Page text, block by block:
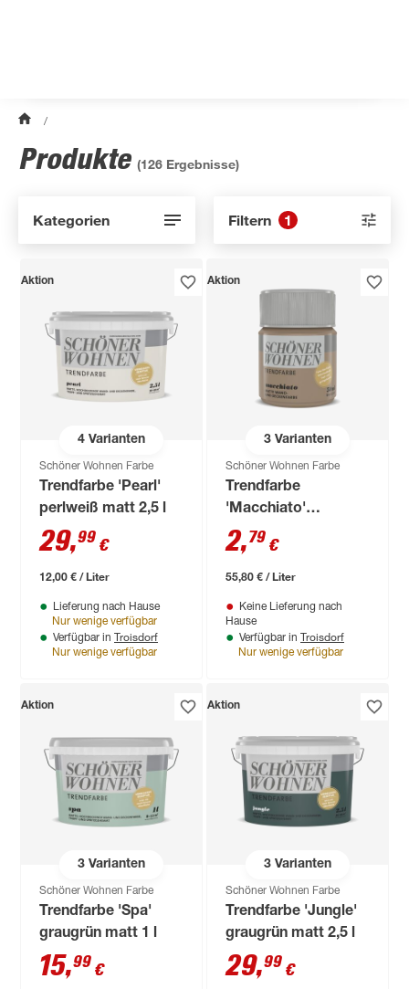
/
Produkte (126 Ergebnisse)
Kategorien Filtern 1
4Varianten
Aktion
Schöner Wohnen Farbe
Trendfarbe 'Pearl'
perlweiß matt 2,5 l
29,99 €
12,00 € / Liter
Lieferung nach Hause
Nur wenige verfügbar
Verfügbar in Troisdorf
Nur wenige verfügbar
3Varianten
Aktion
Schöner Wohnen Farbe
Trendfarbe
'Macchiato'
kaffeefarben matt 50
ml
2,79 €
55,80 € / Liter
Keine Lieferung nach
Hause
Verfügbar in Troisdorf
Nur wenige verfügbar
3Varianten
Aktion
Schöner Wohnen Farbe
Trendfarbe 'Spa'
graugrün matt 1 l
15,99 €
3Varianten
Aktion
Schöner Wohnen Farbe
Trendfarbe 'Jungle'
graugrün matt 2,5 l
29,99 €